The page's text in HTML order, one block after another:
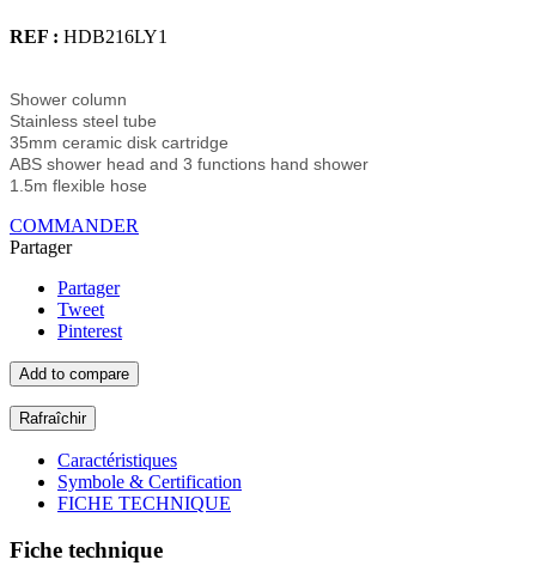
REF : HDB216LY1
Shower column
Stainless steel tube
35mm ceramic disk cartridge
ABS shower head and 3 functions hand shower
1.5m flexible hose
COMMANDER
Partager
Partager
Tweet
Pinterest
Add to compare
Caractéristiques
Symbole & Certification
FICHE TECHNIQUE
Fiche technique